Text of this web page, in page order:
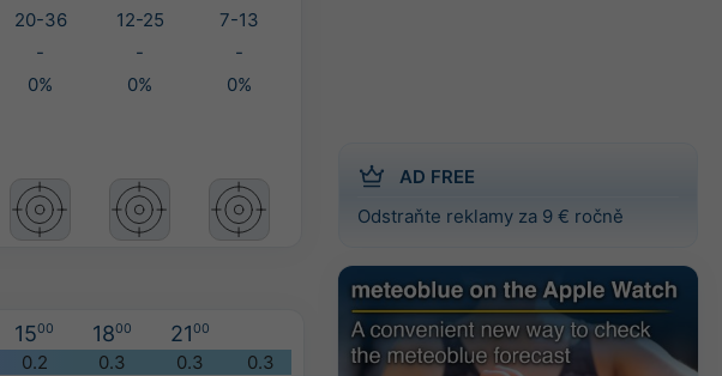
AD FREE
Odstraňte reklamy za 9 € ročně
20-36 12-25
7-13
- -
-
0% 0% 0%
1500 1800 2100
0.2 0.3 0.3
0.3